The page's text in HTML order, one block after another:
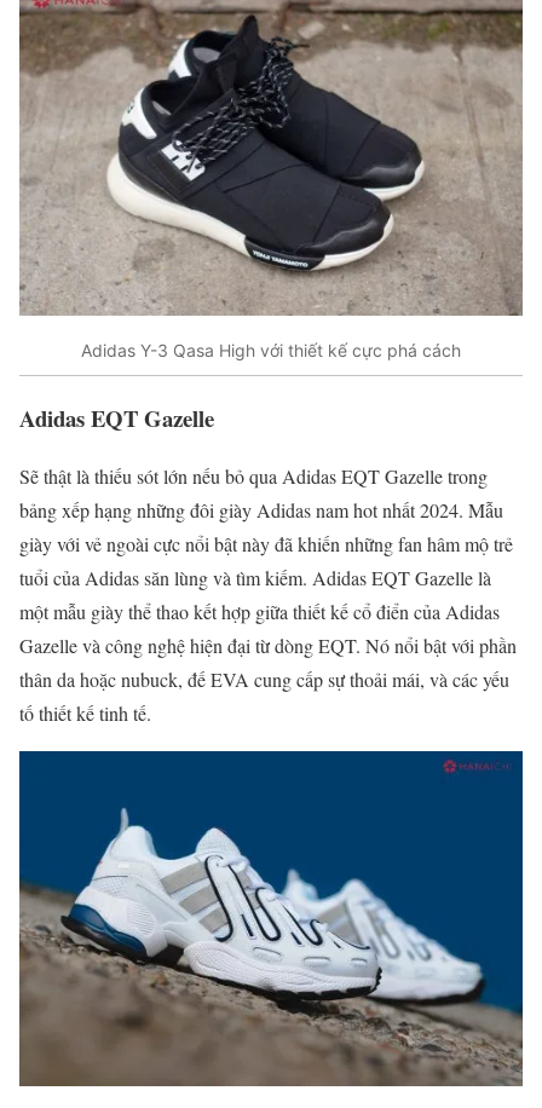
Adidas Y-3 Qasa High với thiết kế cực phá cách
Adidas EQT Gazelle
Sẽ thật là thiếu sót lớn nếu bỏ qua Adidas EQT Gazelle trong
bảng xếp hạng những đôi giày Adidas nam hot nhất 2024. Mẫu
giày với vẻ ngoài cực nổi bật này đã khiến những fan hâm mộ trẻ
tuổi của Adidas săn lùng và tìm kiếm. Adidas EQT Gazelle là
một mẫu giày thể thao kết hợp giữa thiết kế cổ điển của Adidas
Gazelle và công nghệ hiện đại từ dòng EQT. Nó nổi bật với phần
thân da hoặc nubuck, đế EVA cung cấp sự thoải mái, và các yếu
tố thiết kế tinh tế.